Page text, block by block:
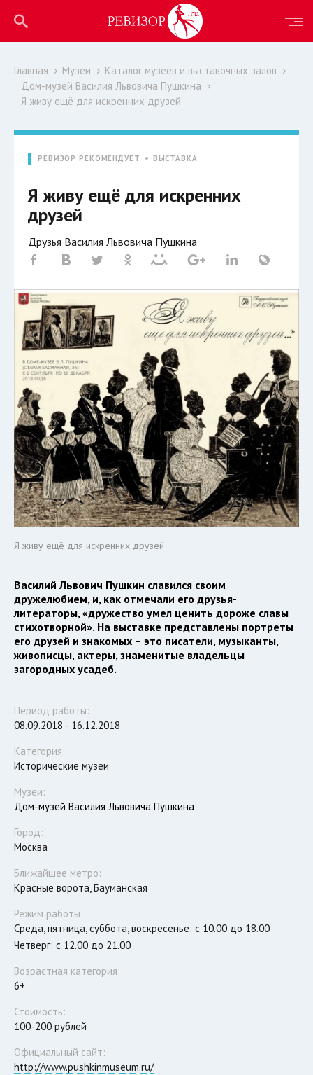
Главная Музеи
Каталог музеев и выставочных залов
Дом-музей Василия Львовича Пушкина
Я живу ещё для искренних друзей
РЕВИЗОР РЕКОМЕНДУЕТ ВЫСТАВКА
Я живу ещё для искренних
друзей
Друзья Василия Львовича Пушкина
Я живу ещё для искренних друзей
Василий Львович Пушкин славился своим
дружелюбием, и, как отмечали его друзья-
литераторы, «дружество умел ценить дороже славы
стихотворной». На выставке представлены портреты
его друзей и знакомых – это писатели, музыканты,
живописцы, актеры, знаменитые владельцы
загородных усадеб.
Период работы:
08.09.2018 - 16.12.2018
Категория:
Исторические музеи
Музеи:
Дом-музей Василия Львовича Пушкина
Город:
Москва
Ближайшее метро:
Красные ворота, Бауманская
Режим работы:
Среда, пятница, суббота, воскресенье: с 10.00 до 18.00
Четверг: с 12.00 до 21.00
Возрастная категория:
6+
Стоимость:
100-200 рублей
Официальный сайт:
http://www.pushkinmuseum.ru/